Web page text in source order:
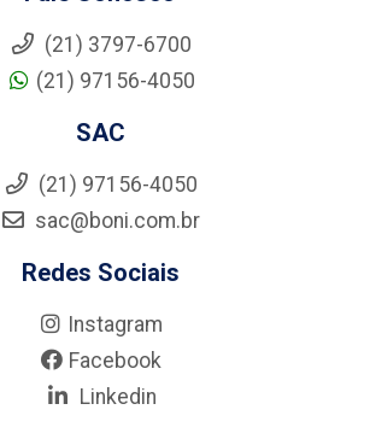
(21) 3797-6700
(21) 97156-4050
SAC
(21) 97156-4050
sac@boni.com.br
Redes Sociais
Instagram
Facebook
Linkedin